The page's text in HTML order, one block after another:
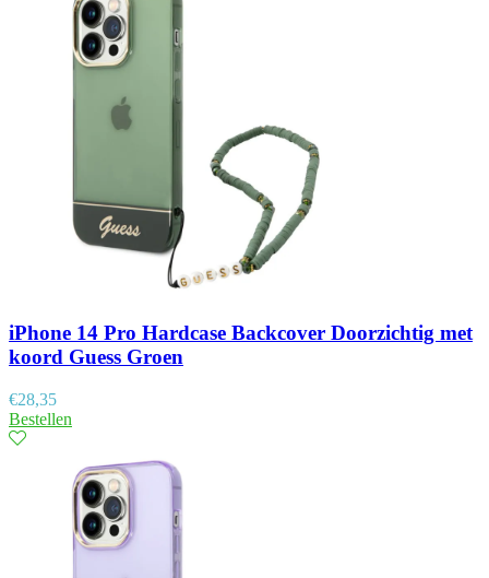
iPhone 14 Pro Hardcase Backcover Doorzichtig met
koord Guess Groen
€28,35
Bestellen